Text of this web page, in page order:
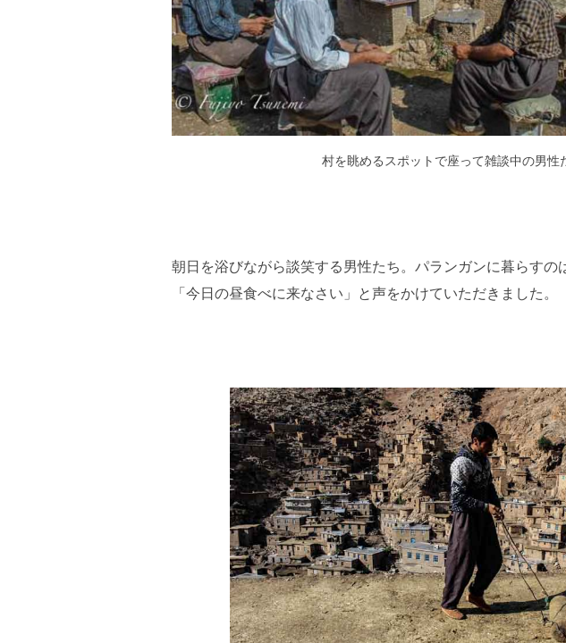
村を眺めるスポットで座って雑談中の男性
朝日を浴びながら談笑する男性たち。パランガンに暮らすの
「今日の昼食べに来なさい」と声をかけていただきました。